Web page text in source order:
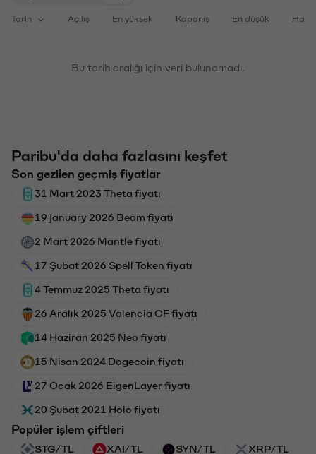
Tarih Açılış En yüksek Kapanış En düşük
Bu tarih aralığı için veri bulunamadı.
Paribu'da daha fazlasını keşfet
Son gezilen geçmiş fiyatlar
31 Mart 2023 Theta fiyatı
19 january 2026 Beam fiyatı
2 Mart 2026 Mantle fiyatı
17 Şubat 2026 Spell Token fiyatı
4 Temmuz 2025 Theta fiyatı
26 Aralık 2025 Valencia CF fiyatı
14 Haziran 2025 Neo fiyatı
15 Nisan 2024 Dogecoin fiyatı
27 Ocak 2026 EigenLayer fiyatı
20 Şubat 2021 Holo fiyatı
Popüler işlem çiftleri
STG/TL XAI/TL SYN/TL XRP/TL